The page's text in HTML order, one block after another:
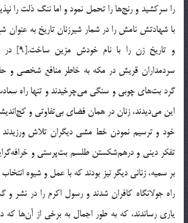
را سرکشید و رنج‌ها را تحمل نمود و اما ننگ ذلت را
با شهادتش نامش را در شمار شیرزنان تاریخ به عنوان
و تاریخ زن
سردمداران قریش در مکه به خاطر منافع شخصی و
گرد بت‌های چوبی و سنگی می‌چرخیدند و تنها راه
این می‌دیدند، زنان در همان فضای بی‌تفاوتی و
خود و ترسیم نمودن خط مشی دیگران تلاش ورزیدند
تفکر دینی و درهم‌شکستن طلسم بت‌پرستی و
بر سمیه، زنانی دیگر نیز بودند که با عمل و شیوه
راه جولانگاه کافران شدند و رسول اکرم را در نشر و
یاری رساندند، که به طور اجمال به برخی از آن‌ها